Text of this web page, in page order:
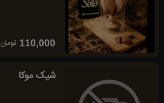
110,000 تومان
شیک موکا